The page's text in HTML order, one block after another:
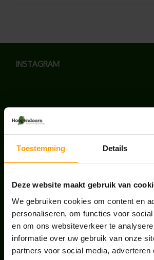
Toestemming Details
Deze website maakt gebruik van
We gebruiken cookies om content en
personaliseren, om functies voor
en om ons websiteverkeer te
informatie over uw gebruik van onze
partners voor social media, adverteren
INSTAGRAM
LAATSTE NIEUWS
BLOG: LUIS IN
PAKKEN WE HET AAN
UNION HOUSE UTRECHT